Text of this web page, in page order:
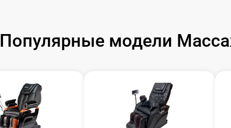
Популярные модели